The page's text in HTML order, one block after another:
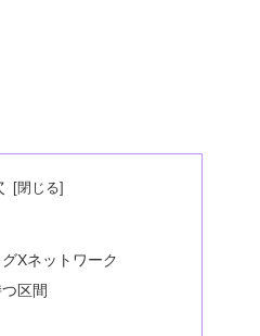
Xネットワーク
区間